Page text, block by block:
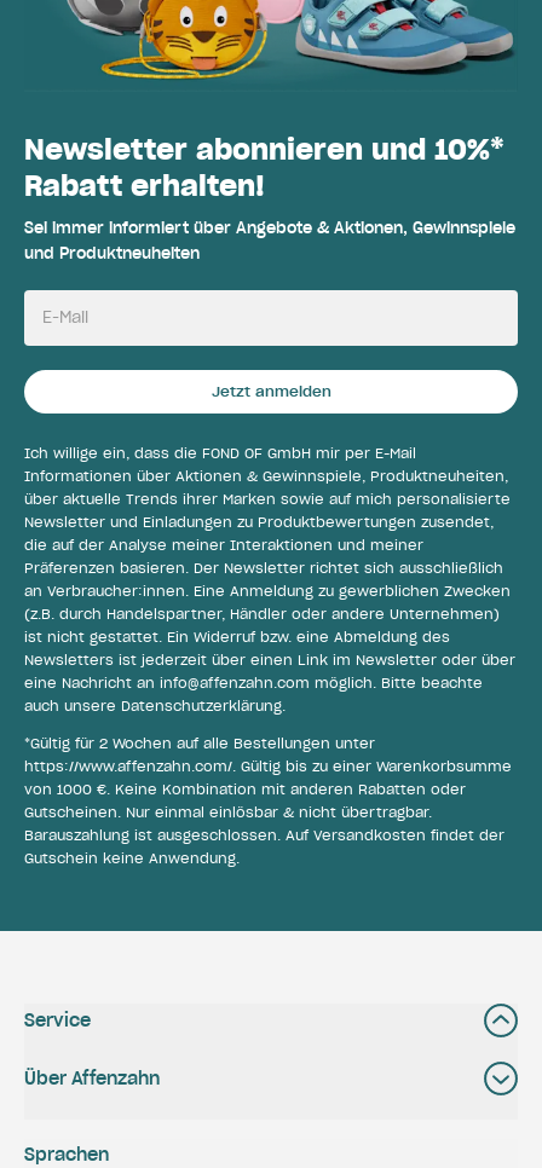
Newsletter abonnieren und 10%*
Rabatt erhalten!
Sei immer informiert über Angebote & Aktionen, Gewinnspiele
und Produktneuheiten
E-Mail
Jetzt anmelden
Ich willige ein, dass die FOND OF GmbH mir per E-Mail
Informationen über Aktionen & Gewinnspiele, Produktneuheiten,
über aktuelle Trends ihrer Marken sowie auf mich personalisierte
Newsletter und Einladungen zu Produktbewertungen zusendet,
die auf der Analyse meiner Interaktionen und meiner
Präferenzen basieren. Der Newsletter richtet sich ausschließlich
an Verbraucher:innen. Eine Anmeldung zu gewerblichen Zwecken
(z.B. durch Handelspartner, Händler oder andere Unternehmen)
ist nicht gestattet. Ein Widerruf bzw. eine Abmeldung des
Newsletters ist jederzeit über einen Link im Newsletter oder über
eine Nachricht an info@affenzahn.com möglich. Bitte beachte
auch unsere Datenschutzerklärung.
*Gültig für 2 Wochen auf alle Bestellungen unter
https://www.affenzahn.com/. Gültig bis zu einer Warenkorbsumme
von 1000 €. Keine Kombination mit anderen Rabatten oder
Gutscheinen. Nur einmal einlösbar & nicht übertragbar.
Barauszahlung ist ausgeschlossen. Auf Versandkosten findet der
Gutschein keine Anwendung.
Service
Über Affenzahn
Sprachen